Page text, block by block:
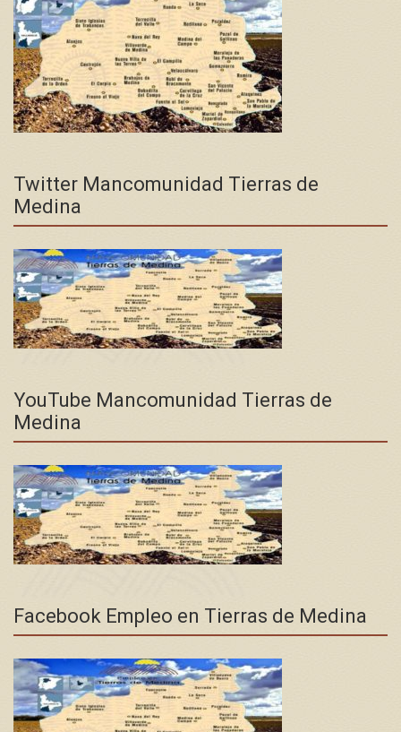
Twitter Mancomunidad Tierras de
Medina
YouTube Mancomunidad Tierras de
Medina
Facebook Empleo en Tierras de Medina